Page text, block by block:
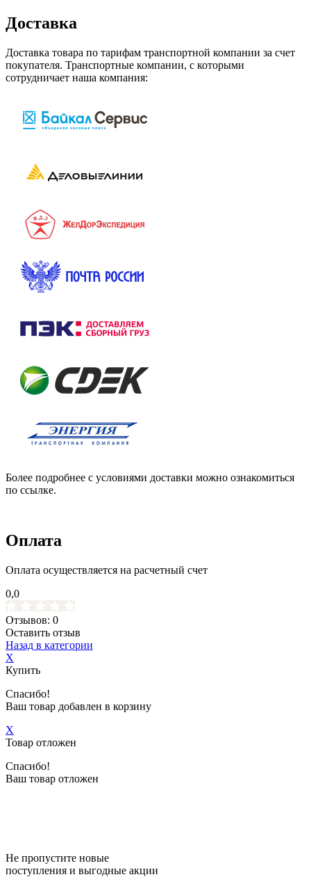
Доставка
Доставка товара по тарифам транспортной компании за счет
покупателя. Транспортные компании, с которыми
сотрудничает наша компания:
Более подробнее с условиями доставки можно ознакомиться
по ссылке.
Оплата
Оплата осуществляется на расчетный счет
0,0
Отзывов: 0
Оставить отзыв
Назад в категории
X
Купить
Спасибо!
Ваш товар добавлен в корзину
X
Товар отложен
Спасибо!
Ваш товар отложен
Не пропустите новые
поступления и выгодные акции